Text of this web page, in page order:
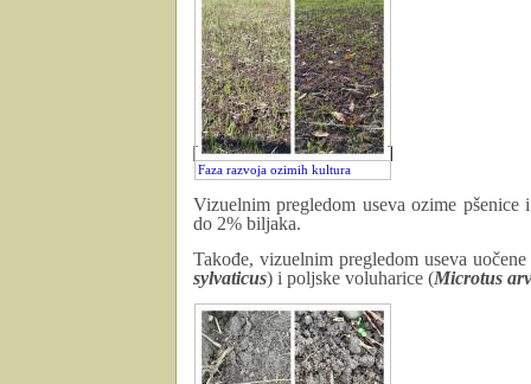
Faza razvoja ozimih kultura
Vizuelnim pregledom useva ozime
do 2% biljaka.
Takođe, vizuelnim pregledom useva
sylvaticus) i poljske voluharice (Microtus